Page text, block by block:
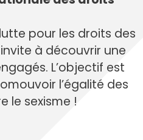
pour les droits des
à découvrir une
L’objectif est
l’égalité des
le sexisme !